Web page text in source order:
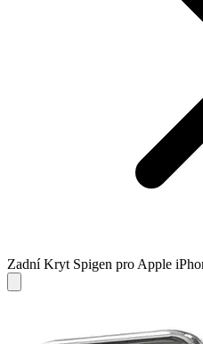
Zadní Kryt Spigen pro Apple